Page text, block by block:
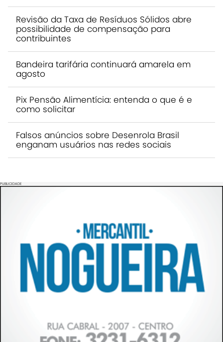
Revisão da Taxa de Resíduos Sólidos abre
possibilidade de compensação para
contribuintes
Bandeira tarifária continuará amarela em
agosto
Pix Pensão Alimentícia: entenda o que é e
como solicitar
Falsos anúncios sobre Desenrola Brasil
enganam usuários nas redes sociais
PUBLICIDADE